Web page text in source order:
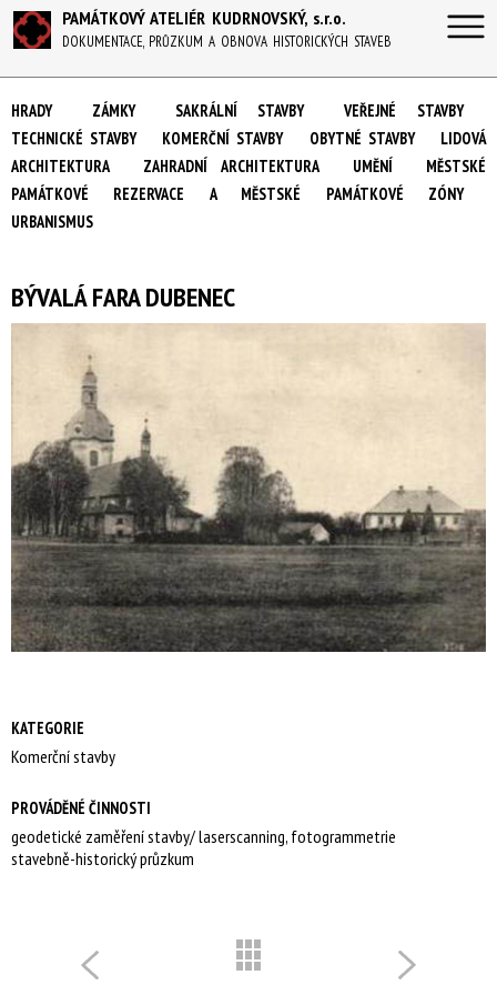
PAMÁTKOVÝ ATELIÉR KUDRNOVSKÝ, s.r.o.
DOKUMENTACE, PRŮZKUM A OBNOVA HISTORICKÝCH STAVEB
HRADY ZÁMKY SAKRÁLNÍ STAVBY
VEŘEJNÉ STAVBY
TECHNICKÉ STAVBY
KOMERČNÍ STAVBY OBYTNÉ STAVBY
LIDOVÁ
ARCHITEKTURA
ZAHRADNÍ ARCHITEKTURA UMĚNÍ
MĚSTSKÉ
PAMÁTKOVÉ REZERVACE A MĚSTSKÉ PAMÁTKOVÉ ZÓNY
URBANISMUS
BÝVALÁ FARA DUBENEC
KATEGORIE
Komerční stavby
PROVÁDĚNÉ ČINNOSTI
geodetické zaměření stavby/ laserscanning, fotogrammetrie
stavebně-historický průzkum